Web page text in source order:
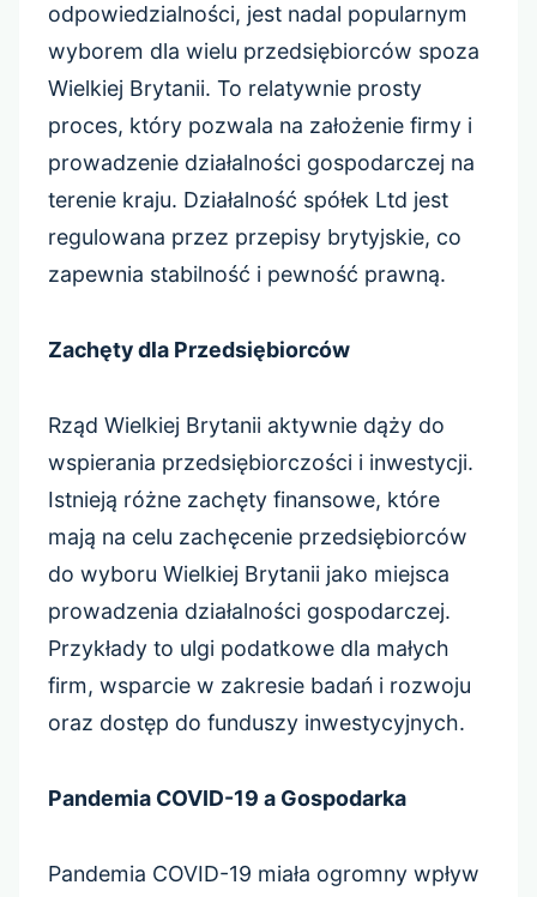
odpowiedzialności, jest nadal popularnym
wyborem dla wielu przedsiębiorców spoza
Wielkiej Brytanii. To relatywnie prosty
proces, który pozwala na założenie firmy i
prowadzenie działalności gospodarczej na
terenie kraju. Działalność spółek Ltd jest
regulowana przez przepisy brytyjskie, co
zapewnia stabilność i pewność prawną.
Zachęty dla Przedsiębiorców
Rząd Wielkiej Brytanii aktywnie dąży do
wspierania przedsiębiorczości i inwestycji.
Istnieją różne zachęty finansowe, które
mają na celu zachęcenie przedsiębiorców
do wyboru Wielkiej Brytanii jako miejsca
prowadzenia działalności gospodarczej.
Przykłady to ulgi podatkowe dla małych
firm, wsparcie w zakresie badań i rozwoju
oraz dostęp do funduszy inwestycyjnych.
Pandemia COVID-19 a Gospodarka
Pandemia COVID-19 miała ogromny wpływ